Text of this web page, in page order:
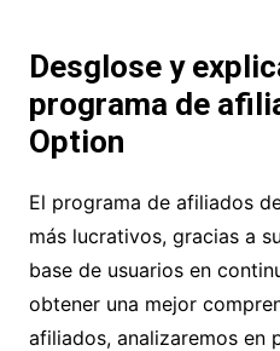
Desglose y
programa de
Option
El programa de afiliados
más lucrativos, gracias a
base de usuarios en
obtener una mejor
afiliados, analizaremos en